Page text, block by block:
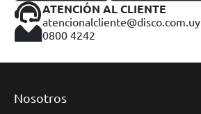
ATENCIÓN AL CLIENTE
atencionalcliente@disco.com.uy
0800 4242
Nosotros